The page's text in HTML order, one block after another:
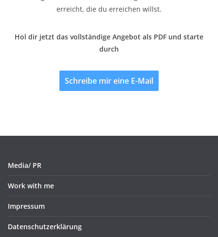
erreicht, die du erreichen willst.
Hol dir jetzt das vollständige Angebot als PDF und starte
durch
Schreibe mir eine E-Mail
Media/ PR
Work with me
Impressum
Datenschutzerklärung